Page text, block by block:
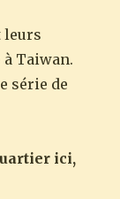
leurs
à Taiwan.
série de
ici,